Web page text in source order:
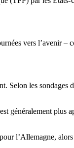
vers l’avenir –
Selon les sondages
généralement plus
l’Allemagne,